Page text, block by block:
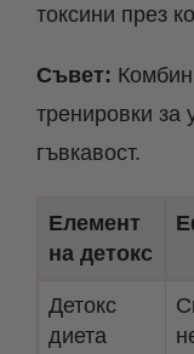
токсини през
Съвет:
тренировки за
гъвкавост.
Елемент
на детокс
Детокс
диета